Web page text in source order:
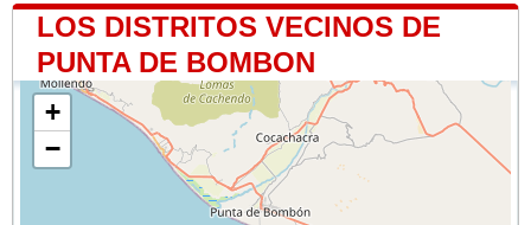
LOS DISTRITOS VECINOS DE
PUNTA DE BOMBON
+
−